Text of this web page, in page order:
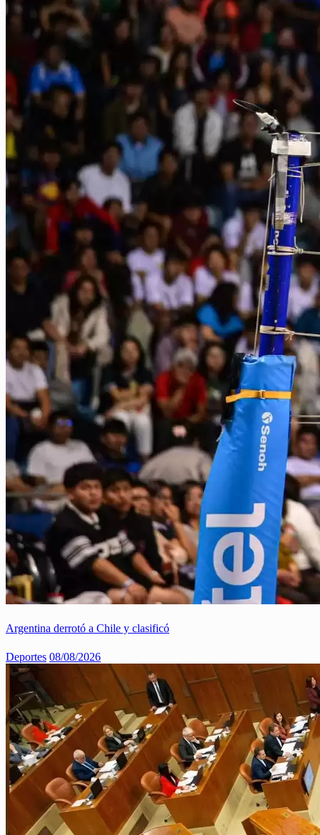
Argentina derrotó a Chile y clasificó
Deportes 08/08/2026